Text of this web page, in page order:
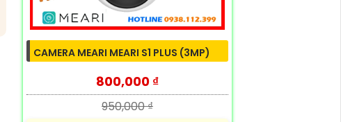
CAMERA MEARI MEARI S1 PLUS (3MP)
800,000 ₫
950,000 ₫